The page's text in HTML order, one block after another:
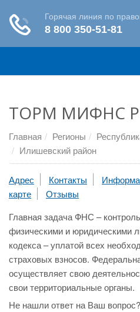
ТОРМ МИФНС
Главная Регионы
Илишевский район
Адрес Контакты
карте
Отзывы
Главная задача ФНС –
физическими и юридическими
кодекса – уплатой всех
страховых взносов.
осуществляет свою
свои территориальные органы.
Не нашли ответ на Ваш